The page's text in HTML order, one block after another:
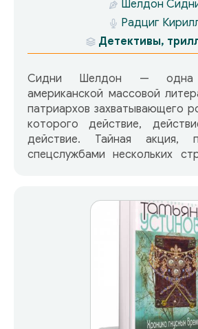
Шелдон
Радциг
Детективы,
Сидни Шелдон —
американской массовой
патриархов захватывающего
которого действие,
действие. Тайная акция, подготовленная
спецслужбами нескольких
катастрофы НЛО… Но когда все свидетели
убраны, наступает время
— по своей воле или
исполнителем этой акции. В
только единственный —
Беллами, человек, которому
пройти ад Вьетнамской
вовсе не собирается
а превращается из жертвы в